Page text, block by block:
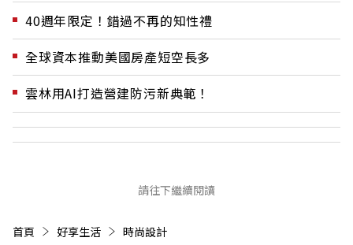
40週年限定！錯過不再的知性禮
全球資本推動美國房產短空長多
雲林用AI打造營建防污新典範！
請往下繼續閱讀
首頁 好享生活 時尚設計